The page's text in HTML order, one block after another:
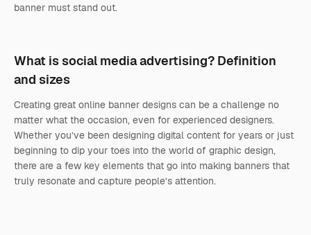
banner must stand out.
What is social media advertising? Definition
and sizes
Creating great online banner designs can be a challenge no
matter what the occasion, even for experienced designers.
Whether you’ve been designing digital content for years or just
beginning to dip your toes into the world of graphic design,
there are a few key elements that go into making banners that
truly resonate and capture people’s attention.